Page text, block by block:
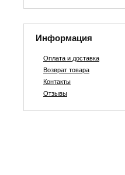
Информация
Оплата и доставка
Возврат товара
Контакты
Отзывы